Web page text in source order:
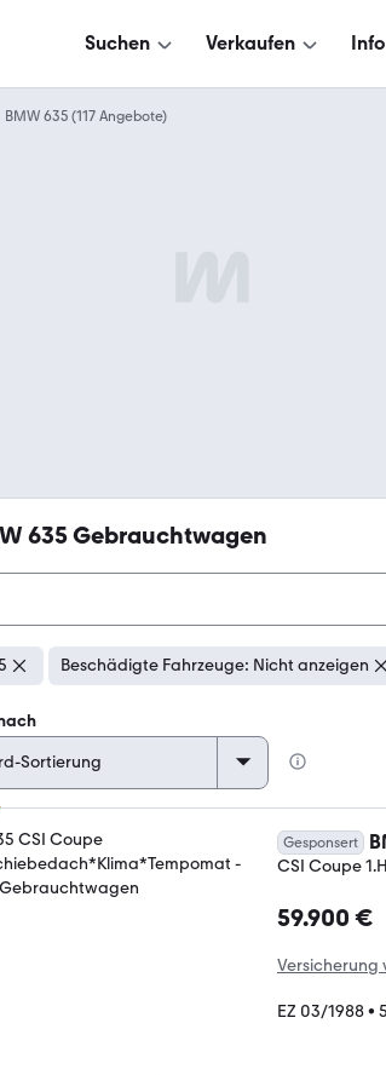
Suchen Verkaufen
BMW 635 (117 Angebote)
635 Gebrauchtwagen
Beschädigte Fahrzeuge: Nicht anzeigen
Gesponsert
CSI Coupe
59.900 €
Versicherung
EZ 03/1988•